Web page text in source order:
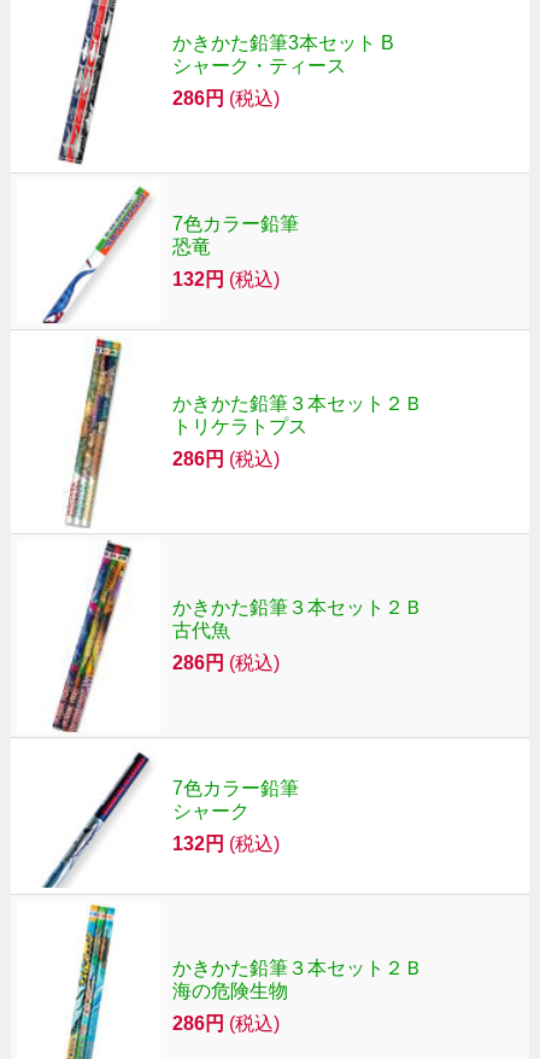
かきかた鉛筆3本セット B
シャーク・ティース
286円 (税込)
7色カラー鉛筆
恐竜
132円 (税込)
かきかた鉛筆３本セット２Ｂ
トリケラトプス
286円 (税込)
かきかた鉛筆３本セット２Ｂ
古代魚
286円 (税込)
7色カラー鉛筆
シャーク
132円 (税込)
かきかた鉛筆３本セット２Ｂ
海の危険生物
286円 (税込)